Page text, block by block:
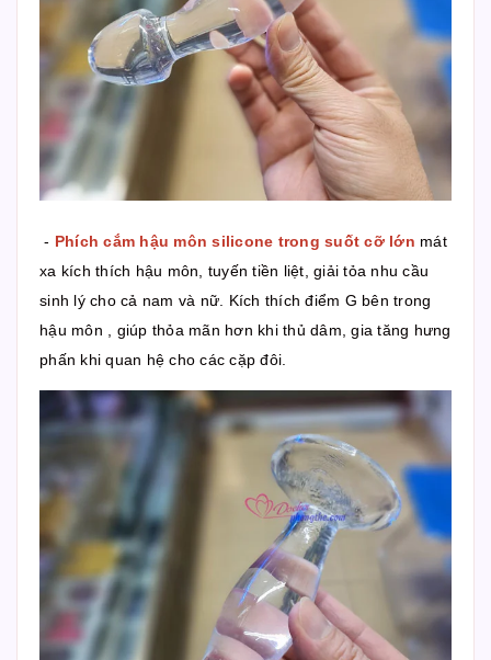
- Phích cắm hậu môn silicone trong suốt cỡ lớn mát
xa kích thích hậu môn, tuyến tiền liệt, giải tỏa nhu cầu
sinh lý cho cả nam và nữ. Kích thích điểm G bên trong
hậu môn , giúp thỏa mãn hơn khi thủ dâm, gia tăng hưng
phấn khi quan hệ cho các cặp đôi.